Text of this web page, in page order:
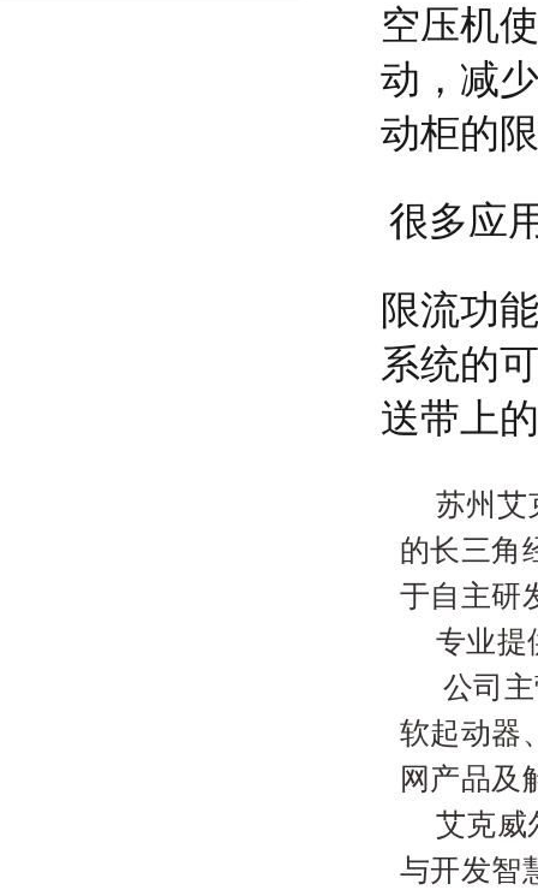
空压机
动，减
动柜的
很多应
限流功
系统的
送带上
苏州艾
的长三角
于自主研
专业
公司
软起动器
网产品
艾克威
与开发智